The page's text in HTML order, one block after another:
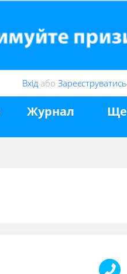
Вхід або Зареєструватись
Журнал Ще